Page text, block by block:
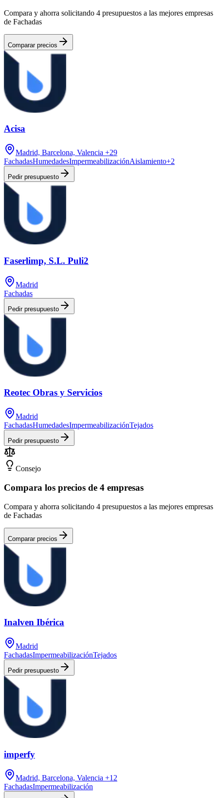
Compara y ahorra solicitando 4 presupuestos a las mejores empresas
de Fachadas
Comparar precios
Acisa
Madrid, Barcelona, Valencia +29
FachadasHumedadesImpermeabilizaciónAislamiento+2
Pedir presupuesto
Faserlimp, S.L. Puli2
Madrid
Fachadas
Pedir presupuesto
Reotec Obras y Servicios
Madrid
FachadasHumedadesImpermeabilizaciónTejados
Pedir presupuesto
Consejo
Compara los precios de 4 empresas
Compara y ahorra solicitando 4 presupuestos a las mejores empresas
de Fachadas
Comparar precios
Inalven Ibérica
Madrid
FachadasImpermeabilizaciónTejados
Pedir presupuesto
imperfy
Madrid, Barcelona, Valencia +12
FachadasImpermeabilización